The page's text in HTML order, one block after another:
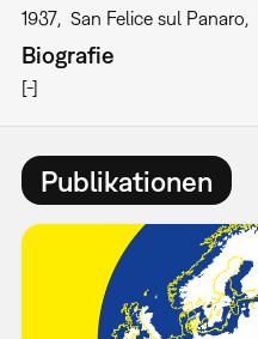
1937 San Felice sul Panaro
Biografie
[-]
Publikationen